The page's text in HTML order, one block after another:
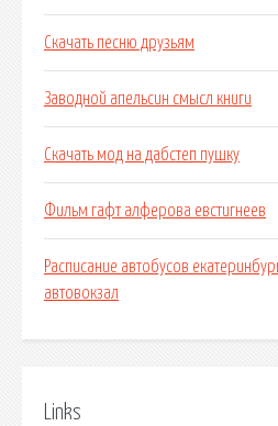
Скачать песню друзьям
Заводной апельсин смысл книги
Скачать мод на дабстеп пушку
Фильм гафт алферова евстигнеев
Расписание автобусов
автовокзал
Links